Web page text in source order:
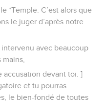
*Temple. C’est alors que
le juger d’après notre
intervenu avec beaucoup
accusation devant toi. ]
et tu pourras
le bien-fondé de toutes